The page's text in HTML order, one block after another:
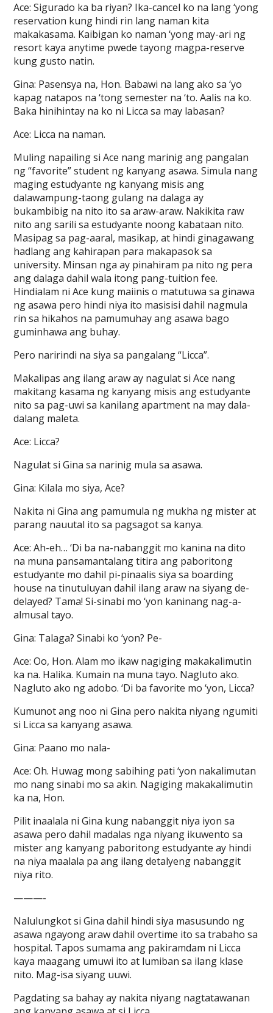
Ace: Sigurado ka ba riyan? Ika-cancel ko na lang ‘yong
reservation kung hindi rin lang naman kita
makakasama. Kaibigan ko naman ‘yong may-ari ng
resort kaya anytime pwede tayong magpa-reserve
kung gusto natin.
Gina: Pasensya na, Hon. Babawi na lang ako sa ‘yo
kapag natapos na ‘tong semester na ‘to. Aalis na ko.
Baka hinihintay na ko ni Licca sa may labasan?
Ace: Licca na naman.
Muling napailing si Ace nang marinig ang pangalan
ng “favorite” student ng kanyang asawa. Simula nang
maging estudyante ng kanyang misis ang
dalawampung-taong gulang na dalaga ay
bukambibig na nito ito sa araw-araw. Nakikita raw
nito ang sarili sa estudyante noong kabataan nito.
Masipag sa pag-aaral, masikap, at hindi ginagawang
hadlang ang kahirapan para makapasok sa
university. Minsan nga ay pinahiram pa nito ng pera
ang dalaga dahil wala itong pang-tuition fee.
Hindialam ni Ace kung maiinis o matutuwa sa ginawa
ng asawa pero hindi niya ito masisisi dahil nagmula
rin sa hikahos na pamumuhay ang asawa bago
guminhawa ang buhay.
Pero naririndi na siya sa pangalang “Licca”.
Makalipas ang ilang araw ay nagulat si Ace nang
makitang kasama ng kanyang misis ang estudyante
nito sa pag-uwi sa kanilang apartment na may dala-
dalang maleta.
Ace: Licca?
Nagulat si Gina sa narinig mula sa asawa.
Gina: Kilala mo siya, Ace?
Nakita ni Gina ang pamumula ng mukha ng mister at
parang nauutal ito sa pagsagot sa kanya.
Ace: Ah-eh… ‘Di ba na-nabanggit mo kanina na dito
na muna pansamantalang titira ang paboritong
estudyante mo dahil pi-pinaalis siya sa boarding
house na tinutuluyan dahil ilang araw na siyang de-
delayed? Tama! Si-sinabi mo ‘yon kaninang nag-a-
almusal tayo.
Gina: Talaga? Sinabi ko ‘yon? Pe-
Ace: Oo, Hon. Alam mo ikaw nagiging makakalimutin
ka na. Halika. Kumain na muna tayo. Nagluto ako.
Nagluto ako ng adobo. ‘Di ba favorite mo ‘yon, Licca?
Kumunot ang noo ni Gina pero nakita niyang ngumiti
si Licca sa kanyang asawa.
Gina: Paano mo nala-
Ace: Oh. Huwag mong sabihing pati ‘yon nakalimutan
mo nang sinabi mo sa akin. Nagiging makakalimutin
ka na, Hon.
Pilit inaalala ni Gina kung nabanggit niya iyon sa
asawa pero dahil madalas nga niyang ikuwento sa
mister ang kanyang paboritong estudyante ay hindi
na niya maalala pa ang ilang detalyeng nabanggit
niya rito.
———-
Nalulungkot si Gina dahil hindi siya masusundo ng
asawa ngayong araw dahil overtime ito sa trabaho sa
hospital. Tapos sumama ang pakiramdam ni Licca
kaya maagang umuwi ito at lumiban sa ilang klase
nito. Mag-isa siyang uuwi.
Pagdating sa bahay ay nakita niyang nagtatawanan